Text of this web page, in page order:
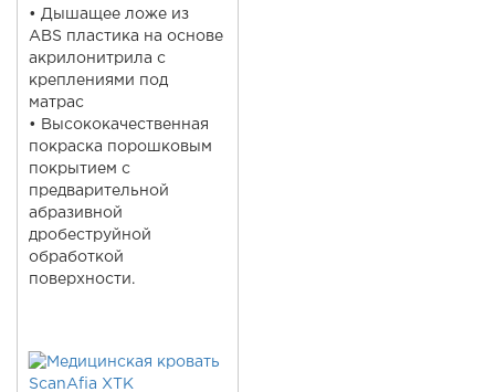
• Дышащее ложе из
ABS пластика на основе
акрилонитрила с
креплениями под
матрас
• Высококачественная
покраска порошковым
покрытием с
предварительной
абразивной
дробеструйной
обработкой
поверхности.